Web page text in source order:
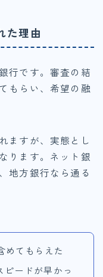
た理由
行です。審査の結
もらい、希望の融
ますが、実態とし
ります。ネット銀
地方銀行なら通る
めてもらえた
ピードが早かっ